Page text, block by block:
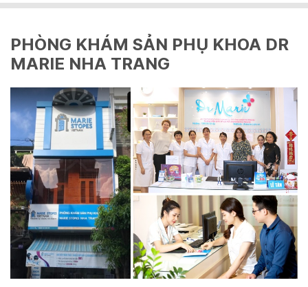
PHÒNG KHÁM SẢN PHỤ KHOA DR
MARIE NHA TRANG